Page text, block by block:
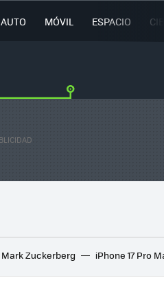
AUTO MÓVIL ESPACIO
Mark Zuckerberg iPhone 17 Pro